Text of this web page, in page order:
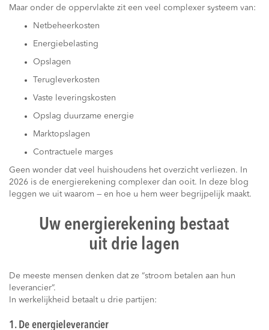
Maar onder de oppervlakte zit een veel complexer systeem van:
Netbeheerkosten
Energiebelasting
Opslagen
Terugleverkosten
Vaste leveringskosten
Opslag duurzame energie
Marktopslagen
Contractuele marges
Geen wonder dat veel huishoudens het overzicht verliezen. In
2026 is de energierekening complexer dan ooit. In deze blog
leggen we uit waarom — en hoe u hem weer begrijpelijk maakt.
Uw energierekening bestaat
uit drie lagen
De meeste mensen denken dat ze “stroom betalen aan hun
leverancier”.
In werkelijkheid betaalt u drie partijen:
1. De energieleverancier